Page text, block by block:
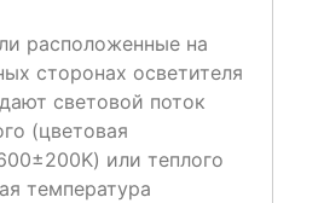
расположенные на
сторонах осветителя
световой поток
(цветовая
или теплого
температура